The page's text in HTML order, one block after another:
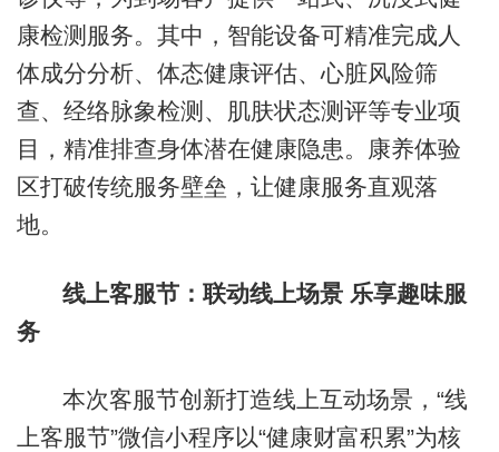
康检测服务。其中，智能设备可精准完成人
体成分分析、体态健康评估、心脏风险筛
查、经络脉象检测、肌肤状态测评等专业项
目，精准排查身体潜在健康隐患。康养体验
区打破传统服务壁垒，让健康服务直观落
地。
线上客服节：联动线上场景 乐享趣味服
务
本次客服节创新打造线上互动场景，“线
上客服节”微信小程序以“健康财富积累”为核